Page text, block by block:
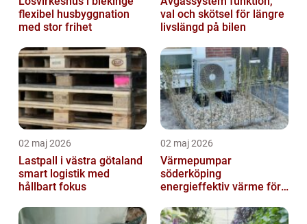
flexibel husbyggnation
med stor frihet
val och skötsel för längre
livslängd på bilen
02 maj 2026
Lastpall i västra götaland
smart logistik med
hållbart fokus
02 maj 2026
Värmepumpar
söderköping
energieffektiv värme för